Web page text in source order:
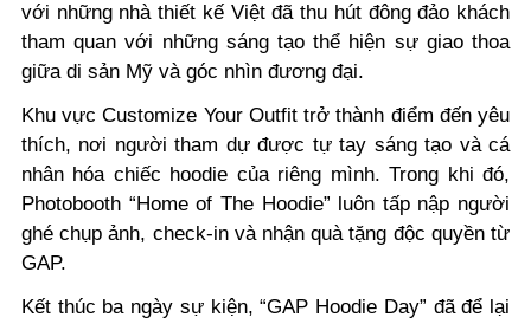
với những nhà thiết kế Việt đã thu hút đông đảo khách
tham quan với những sáng tạo thể hiện sự giao thoa
giữa di sản Mỹ và góc nhìn đương đại.
Khu vực Customize Your Outfit trở thành điểm đến yêu
thích, nơi người tham dự được tự tay sáng tạo và cá
nhân hóa chiếc hoodie của riêng mình. Trong khi đó,
Photobooth “Home of The Hoodie” luôn tấp nập người
ghé chụp ảnh, check-in và nhận quà tặng độc quyền từ
GAP.
Kết thúc ba ngày sự kiện, “GAP Hoodie Day” đã để lại